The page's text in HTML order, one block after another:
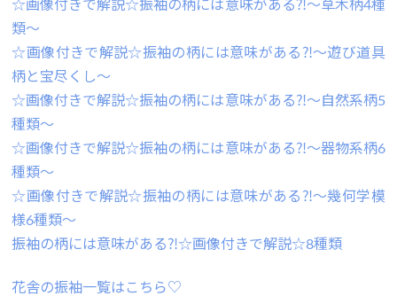
☆画像付きで解説☆振袖の柄には意味がある⁈～草木柄4種
類～
☆画像付きで解説☆振袖の柄には意味がある⁈～遊び道具
柄と宝尽くし～
☆画像付きで解説☆振袖の柄には意味がある⁈～自然系柄5
種類～
☆画像付きで解説☆振袖の柄には意味がある⁈～器物系柄6
種類～
☆画像付きで解説☆振袖の柄には意味がある⁈～幾何学模
様6種類～
振袖の柄には意味がある⁈☆画像付きで解説☆8種類
花舎の振袖一覧はこちら♡